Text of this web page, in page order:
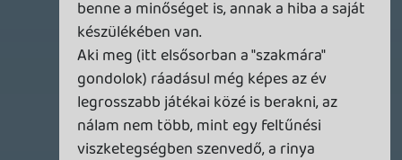
Necroman Mk2 2024.12.27 19:49:42 #1zss7
Egyedül mennyire élvezetes ezzel játszani?
soliduss 2024.12.27 10:08:24
soliduss 2024.12.27 10:08:24 #1zspp
bocsi Ra1D3n... nagyon lassan haladok.
Karikor vettem elő... de egyszerűen nem